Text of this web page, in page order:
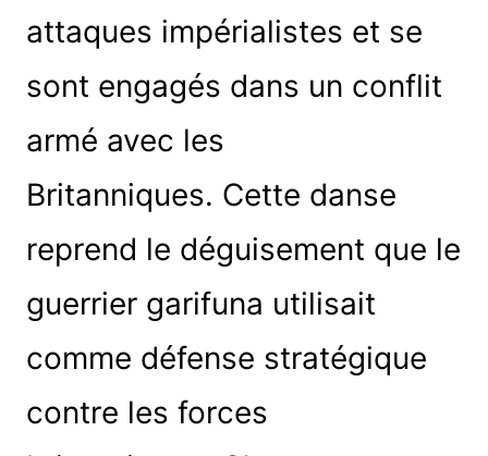
attaques impérialistes et se
sont engagés dans un conflit
armé avec les
Britanniques. Cette danse
reprend le déguisement que le
guerrier garifuna utilisait
comme défense stratégique
contre les forces